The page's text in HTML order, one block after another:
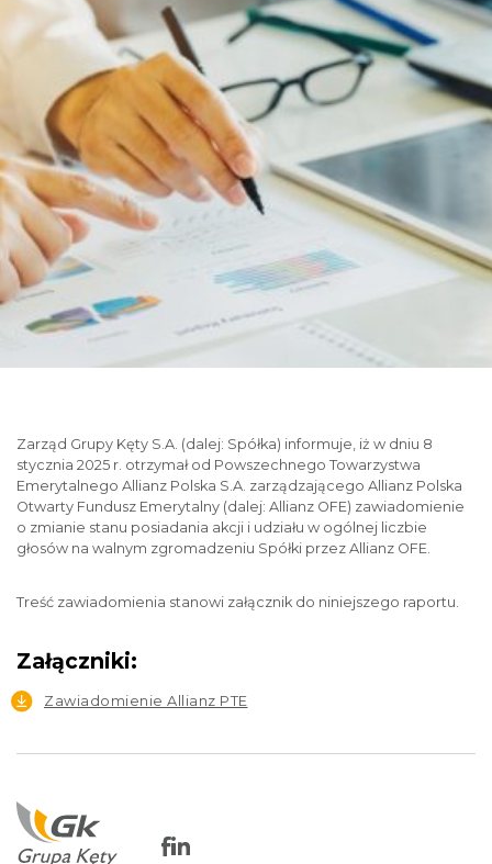
Zarząd Grupy Kęty S.A. (dalej: Spółka) informuje, iż w dniu 8
stycznia 2025 r. otrzymał od Powszechnego Towarzystwa
Emerytalnego Allianz Polska S.A. zarządzającego Allianz Polska
Otwarty Fundusz Emerytalny (dalej: Allianz OFE) zawiadomienie
o zmianie stanu posiadania akcji i udziału w ogólnej liczbie
głosów na walnym zgromadzeniu Spółki przez Allianz OFE.
Treść zawiadomienia stanowi załącznik do niniejszego raportu.
Załączniki:
Zawiadomienie Allianz PTE